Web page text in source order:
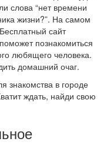
слова “нет времени
жизни?”. На самом
сайт
познакомиться
любящего человека.
домашний очаг.
знакомства в городе
ждать, найди свою